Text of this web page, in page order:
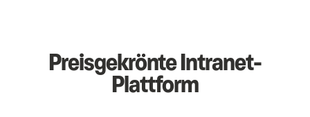
Preisgekrönte Intranet-
Plattform